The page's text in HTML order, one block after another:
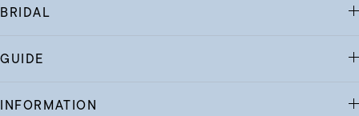
BRIDAL
GUIDE
INFORMATION